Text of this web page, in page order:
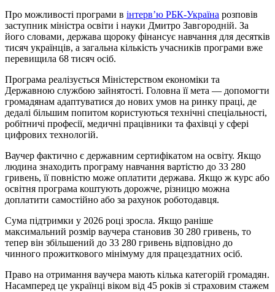
Про можливості програми в інтерв’ю РБК-Україна розповів
заступник міністра освіти і науки Дмитро Завгородній. За
його словами, держава щороку фінансує навчання для десятків
тисяч українців, а загальна кількість учасників програми вже
перевищила 68 тисяч осіб.
Програма реалізується Міністерством економіки та
Державною службою зайнятості. Головна її мета — допомогти
громадянам адаптуватися до нових умов на ринку праці, де
дедалі більшим попитом користуються технічні спеціальності,
робітничі професії, медичні працівники та фахівці у сфері
цифрових технологій.
Ваучер фактично є державним сертифікатом на освіту. Якщо
людина знаходить програму навчання вартістю до 33 280
гривень, її повністю може оплатити держава. Якщо ж курс або
освітня програма коштують дорожче, різницю можна
доплатити самостійно або за рахунок роботодавця.
Сума підтримки у 2026 році зросла. Якщо раніше
максимальний розмір ваучера становив 30 280 гривень, то
тепер він збільшений до 33 280 гривень відповідно до
чинного прожиткового мінімуму для працездатних осіб.
Право на отримання ваучера мають кілька категорій громадян.
Насамперед це українці віком від 45 років зі страховим стажем